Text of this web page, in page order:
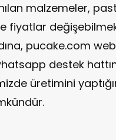
malzemeler,
fiyatlar
pucake.com
destek
üretimini